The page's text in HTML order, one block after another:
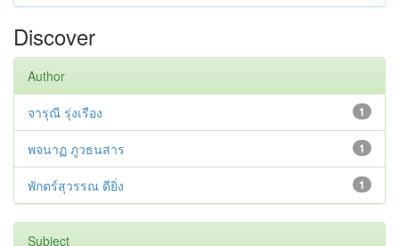
Discover
Author
1
จารุณี รุ่งเรือง
1
พจนาฏ ภูวธนสาร
1
พักตร์สุวรรณ ดียิ่ง
Subject